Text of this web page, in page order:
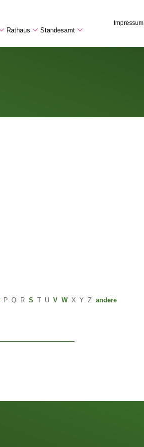
Rathaus Standesamt
Impressum
P Q R S T U V W X Y Z andere